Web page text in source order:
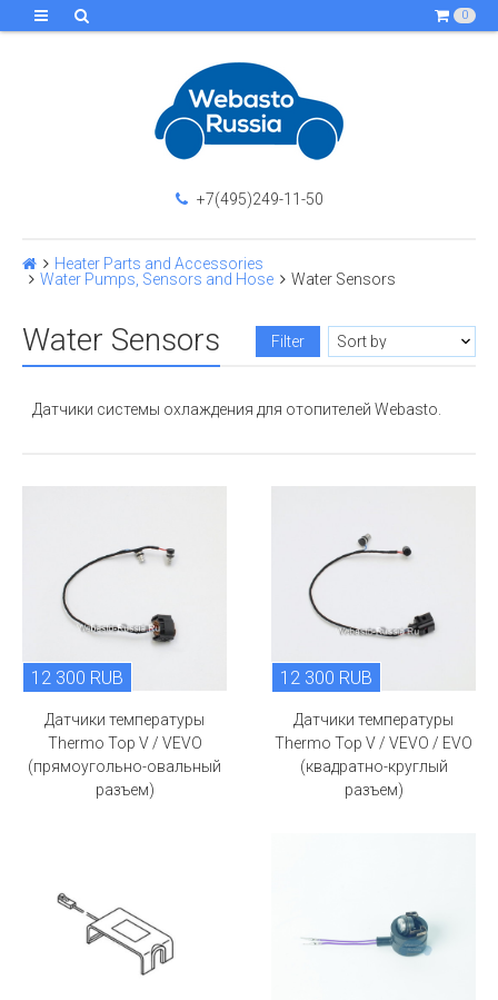
0
+7(495)249-11-50
Heater Parts and Accessories
Water Pumps, Sensors and Hose
Water Sensors
Water Sensors Filter
Датчики системы охлаждения для отопителей Webasto.
12 300 RUB
Датчики температуры
Thermo Top V / VEVO
(прямоугольно-овальный
разъем)
12 300 RUB
Датчики температуры
Thermo Top V / VEVO / EVO
(квадратно-круглый
разъем)